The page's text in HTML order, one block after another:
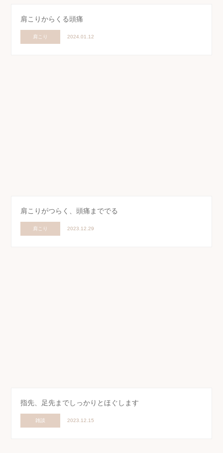
肩こりからくる頭痛
肩こり 2024.01.12
肩こりがつらく、頭痛まででる
肩こり 2023.12.29
指先、足先までしっかりとほぐします
雑談 2023.12.15